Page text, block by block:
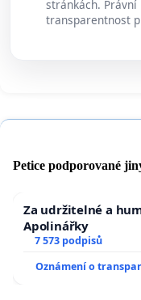
stránkách.
transparentnost
Petice podporované
Za udržitelné a
Apolinářky
7 573 podpisů
Oznámení o